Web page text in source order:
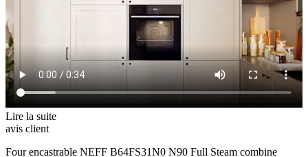
Lire la suite
avis client
Four encastrable NEFF B64FS31N0 N90 Full Steam combine